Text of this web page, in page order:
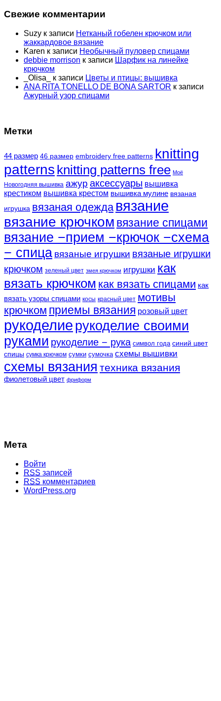
Свежие комментарии
Suzy к записи Нетканый гобелен крючком или
жаккардовое вязание
Karen к записи Необычный пуловер спицами
debbie morrison к записи Шарфик на линейке
крючком
_Olisa_
к записи Цветы и птицы: вышивка
ANA RITA TONELLO DE BONA SARTOR к записи
Ажурный узор спицами
Метки
44 размер 46 размер embroidery free patterns knitting
patterns knitting patterns free Моё
Новогодняя вышивка ажур аксессуары вышивка
крестиком вышивка крестом вышивка мулине вязаная
игрушка вязаная одежда вязание
вязание крючком вязание спицами
вязание −прием −крючок −схема
− спица вязаные игрушки вязаные игрушки
крючком зеленый цвет змея крючком игрушки как
вязать крючком как вязать спицами как
вязать узоры спицами косы красный цвет мотивы
крючком приемы вязания розовый цвет
рукоделие рукоделие своими
руками рукоделие − рука символ года синий цвет
спицы сумка крючком сумки сумочка схемы вышивки
схемы вязания техника вязания
фиолетовый цвет фриформ
Мета
Войти
RSS записей
RSS комментариев
WordPress.org